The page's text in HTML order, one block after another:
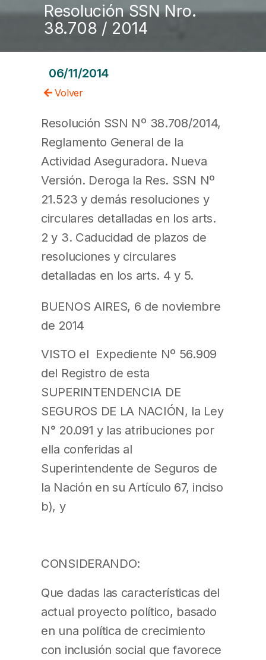
Resolución SSN Nro.
38.708 / 2014
06/11/2014
Volver
Resolución SSN Nº 38.708/2014,
Reglamento General de la
Actividad Aseguradora. Nueva
Versión. Deroga la Res. SSN Nº
21.523 y demás resoluciones y
circulares detalladas en los arts.
2 y 3. Caducidad de plazos de
resoluciones y circulares
detalladas en los arts. 4 y 5.
BUENOS AIRES, 6 de noviembre
de 2014
VISTO el Expediente Nº 56.909
del Registro de esta
SUPERINTENDENCIA DE
SEGUROS DE LA NACIÓN, la Ley
N° 20.091 y las atribuciones por
ella conferidas al
Superintendente de Seguros de
la Nación en su Artículo 67, inciso
b), y
CONSIDERANDO:
Que dadas las características del
actual proyecto político, basado
en una política de crecimiento
con inclusión social que favorece